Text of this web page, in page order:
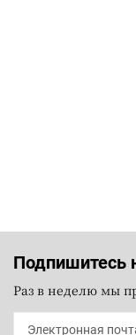
Подпишитесь
Раз в неделю мы